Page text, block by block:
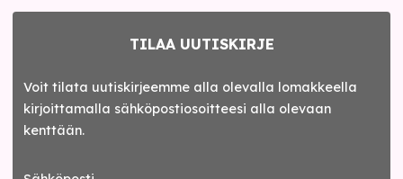
TILAA UUTISKIRJE
Voit tilata uutiskirjeemme alla olevalla lomakkeella
kirjoittamalla sähköpostiosoitteesi alla olevaan
kenttään.